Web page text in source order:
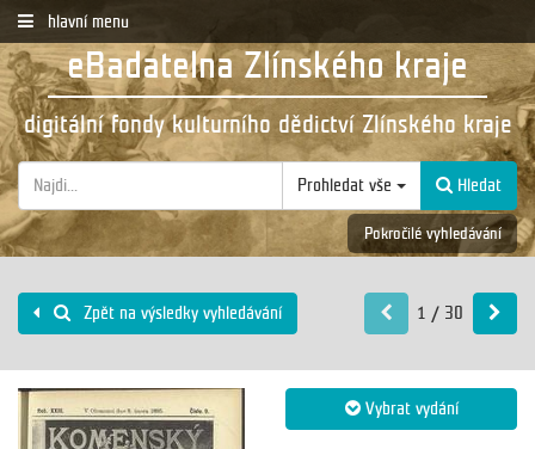
hlavní menu
eBadatelna Zlínského kraje
digitální fondy kulturního dědictví Zlínského kraje
Prohledat vše Hledat
Pokročilé vyhledávání
Zpět na výsledky vyhledávání 1 / 30
Vybrat vydání